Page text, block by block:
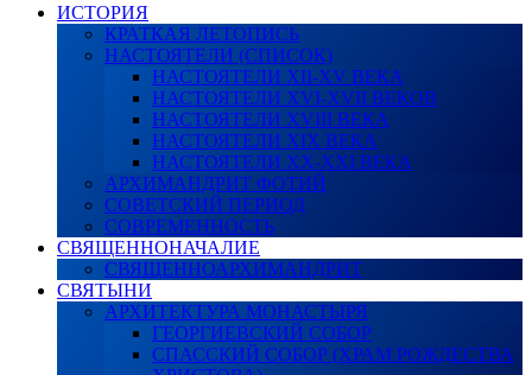
ИСТОРИЯ
КРАТКАЯ ЛЕТОПИСЬ
НАСТОЯТЕЛИ (СПИСОК)
НАСТОЯТЕЛИ XII-XV ВЕКА
НАСТОЯТЕЛИ XVI-XVII ВЕКОВ
НАСТОЯТЕЛИ XVIII ВЕКА
НАСТОЯТЕЛИ XIX ВЕКА
НАСТОЯТЕЛИ XX-XXI ВЕКА
АРХИМАНДРИТ ФОТИЙ
СОВЕТСКИЙ ПЕРИОД
СОВРЕМЕННОСТЬ
СВЯЩЕННОНАЧАЛИЕ
СВЯЩЕННОАРХИМАНДРИТ
СВЯТЫНИ
АРХИТЕКТУРА МОНАСТЫРЯ
ГЕОРГИЕВСКИЙ СОБОР
СПАССКИЙ СОБОР (ХРАМ РОЖДЕСТВА